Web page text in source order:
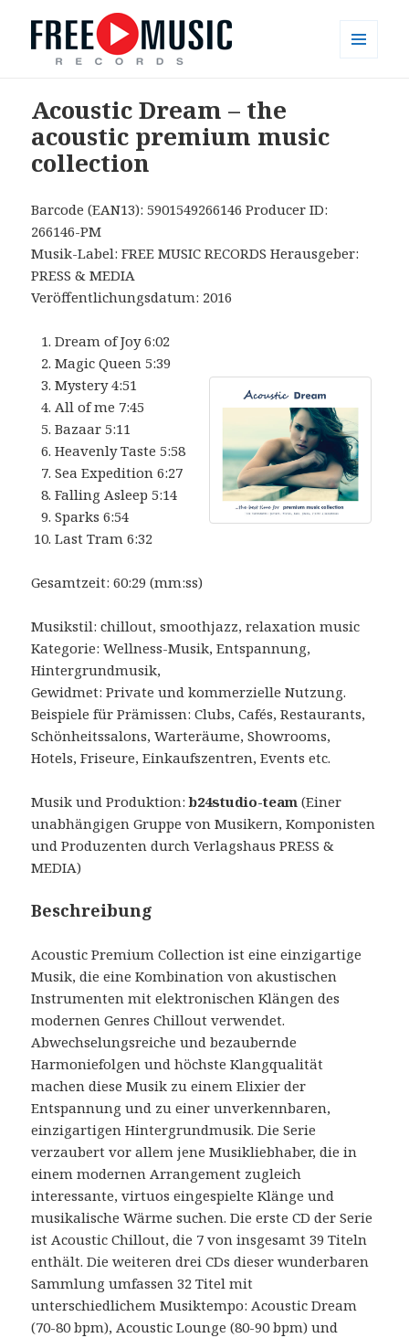
opłat
Acoustic Dream – the
acoustic premium music
collection
Barcode (EAN13): 5901549266146 Producer ID:
266146-PM
Musik-Label: FREE MUSIC RECORDS Herausgeber:
PRESS & MEDIA
Veröffentlichungsdatum: 2016
Dream of Joy 6:02
Magic Queen 5:39
Mystery 4:51
All of me 7:45
Bazaar 5:11
Heavenly Taste 5:58
Sea Expedition 6:27
Falling Asleep 5:14
Sparks 6:54
Last Tram 6:32
Gesamtzeit: 60:29 (mm:ss)
Musikstil: chillout, smoothjazz, relaxation music
Kategorie: Wellness-Musik, Entspannung,
Hintergrundmusik,
Gewidmet: Private und kommerzielle Nutzung.
Beispiele für Prämissen: Clubs, Cafés, Restaurants,
Schönheitssalons, Warteräume, Showrooms,
Hotels, Friseure, Einkaufszentren, Events etc.
Musik und Produktion:b24studio-team (Einer
unabhängigen Gruppe von Musikern, Komponisten
und Produzenten durch Verlagshaus PRESS &
MEDIA)
Beschreibung
Acoustic Premium Collection ist eine einzigartige
Musik, die eine Kombination von akustischen
Instrumenten mit elektronischen Klängen des
modernen Genres Chillout verwendet.
Abwechselungsreiche und bezaubernde
Harmoniefolgen und höchste Klangqualität
machen diese Musik zu einem Elixier der
Entspannung und zu einer unverkennbaren,
einzigartigen Hintergrundmusik. Die Serie
verzaubert vor allem jene Musikliebhaber, die in
einem modernen Arrangement zugleich
interessante, virtuos eingespielte Klänge und
musikalische Wärme suchen. Die erste CD der Serie
ist Acoustic Chillout, die 7 von insgesamt 39 Titeln
enthält. Die weiteren drei CDs dieser wunderbaren
Sammlung umfassen 32 Titel mit
unterschiedlichem Musiktempo: Acoustic Dream
(70-80 bpm), Acoustic Lounge (80-90 bpm) und